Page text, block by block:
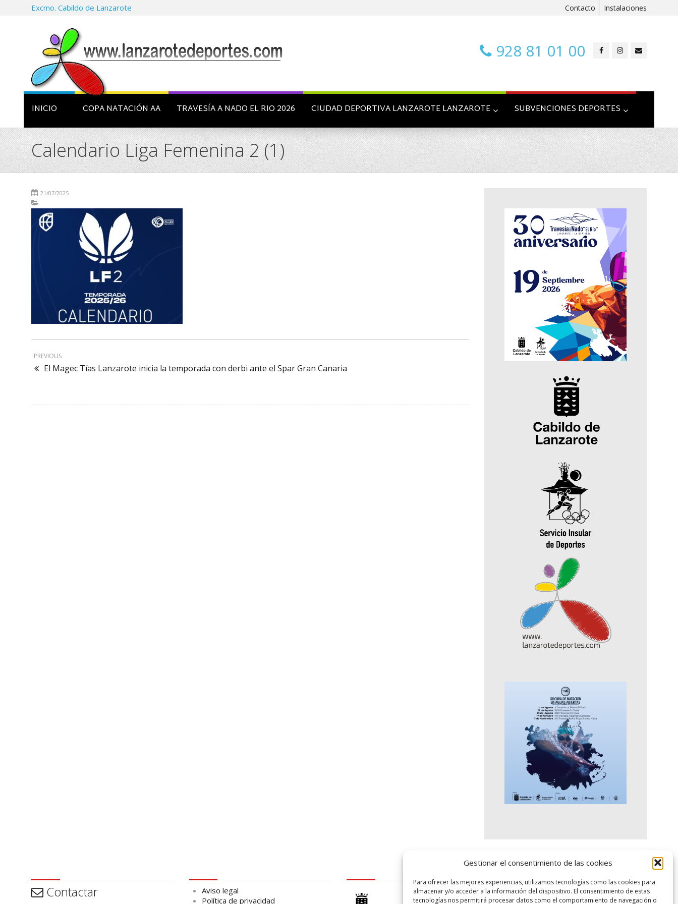
Gestionar el consentimiento de las cookies
Para ofrecer las mejores experiencias, utilizamos tecnologías como las cookies para
almacenar y/o acceder a la información del dispositivo. El consentimiento de estas
tecnologías nos permitirá procesar datos como el comportamiento de navegación o
Excmo. Cabildo de Lanzarote Contacto Instalaciones
928 81 01 00
INICIO COPA NATACIÓN AA TRAVESÍA A NADO EL RIO 2026 CIUDAD DEPORTIVA LANZAROTE LANZAROTE SUBVENCIONES DEPORTES
Calendario Liga Femenina 2 (1)
21/07/2025
PREVIOUS
El Magec Tías Lanzarote inicia la temporada con derbi ante el Spar Gran Canaria
Contactar
Aviso legal
Política de privacidad
logo SID